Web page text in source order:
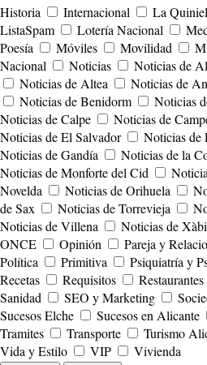
Historia
Internacional La
ListaSpam
Lotería Nacional
Poesía
Móviles Movilidad
Nacional
Noticias Noticias de
Noticias de Altea
Noticias de
Noticias de Benidorm
Noticias
Noticias de Calpe
Noticias de
Noticias de El Salvador
Noticias de
Noticias de Gandía
Noticias de la
Noticias de Monforte del Cid
Novelda
Noticias de Orihuela
de Sax
Noticias de Torrevieja
Noticias de Villena
Noticias de
ONCE
Opinión Pareja y
Política
Primitiva Psiquiatría y
Recetas
Requisitos
Sanidad
SEO y Marketing
Sucesos Elche
Sucesos en Alicante
Tramites
Transporte Turismo
Vida y Estilo
VIP Vivienda